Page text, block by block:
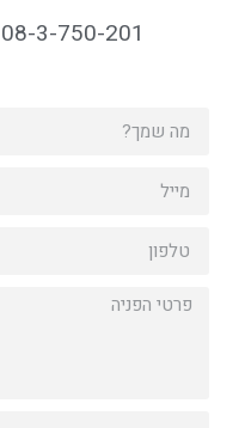
08-3-750-201